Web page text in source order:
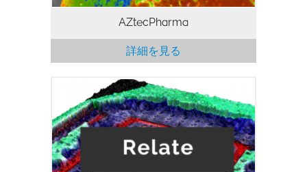
AZtecPharma
詳細を見る
Relateは、電子顕微鏡像、EDS、EBSD、
AFMのデータや画像を扱うために最適化
された相関ソフトウェアパッケージで
す。 異なる顕微鏡からのデータを相関さ